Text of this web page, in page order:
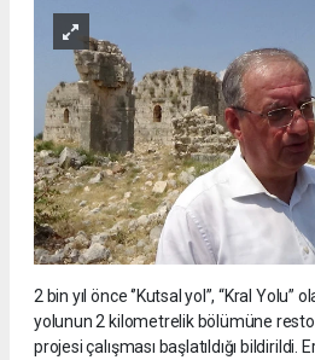
2 bin yıl önce ‘’Kutsal yol’’, “Kral
yolunun 2 kilometrelik bölümüne
projesi çalışması başlatıldığı bildirildi.